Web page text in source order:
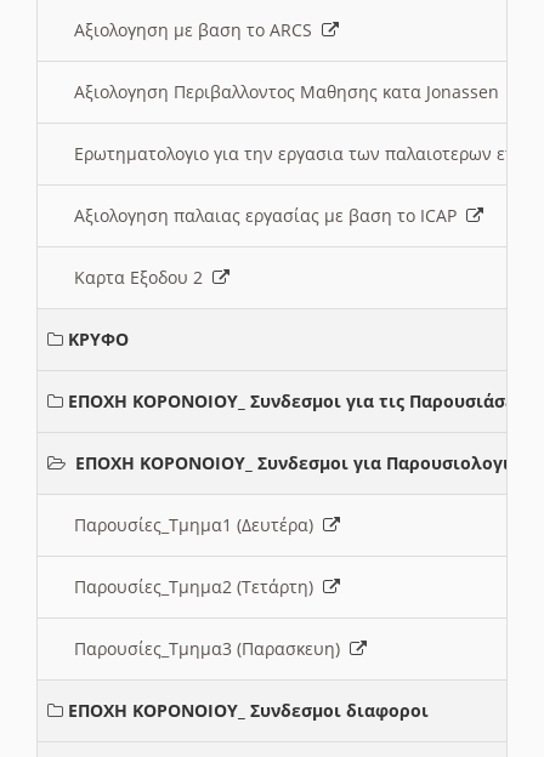
Αξιολογηση με βαση το ARCS
Αξιολογηση Περιβαλλοντος Μαθησης κατα Jonassen
Ερωτηματολογιο για την εργασια των παλαιοτερων
Αξιολογηση παλαιας εργασίας με βαση το ICAP
Καρτα Εξοδου 2
ΚΡΥΦΟ
ΕΠΟΧΗ ΚΟΡΟΝΟΙΟΥ_ Συνδεσμοι για τις Παρουσιάσεις
ΕΠΟΧΗ ΚΟΡΟΝΟΙΟΥ_ Συνδεσμοι για Παρουσιολογια
Παρουσίες_Τμημα1 (Δευτέρα)
Παρουσίες_Τμημα2 (Τετάρτη)
Παρουσίες_Τμημα3 (Παρασκευη)
ΕΠΟΧΗ ΚΟΡΟΝΟΙΟΥ_ Συνδεσμοι διαφοροι